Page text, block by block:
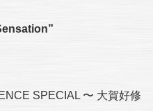
SPECIAL 〜 大賀好修